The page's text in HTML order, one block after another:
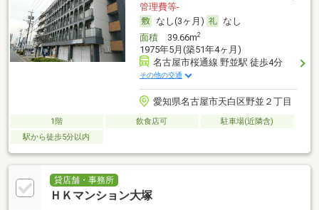
管理費等-
なし(3ヶ月)
なし
面積39.66m2
1975年5月(築51年4ヶ月)
名古屋市桜通線 野並駅 徒歩4分
その他の交通
愛知県名古屋市天白区野並２丁目
1階 飲食店可
駐車場(近隣含)
駅から徒歩5分以内
貸店舗・事務所
ＨＫマンション大塚